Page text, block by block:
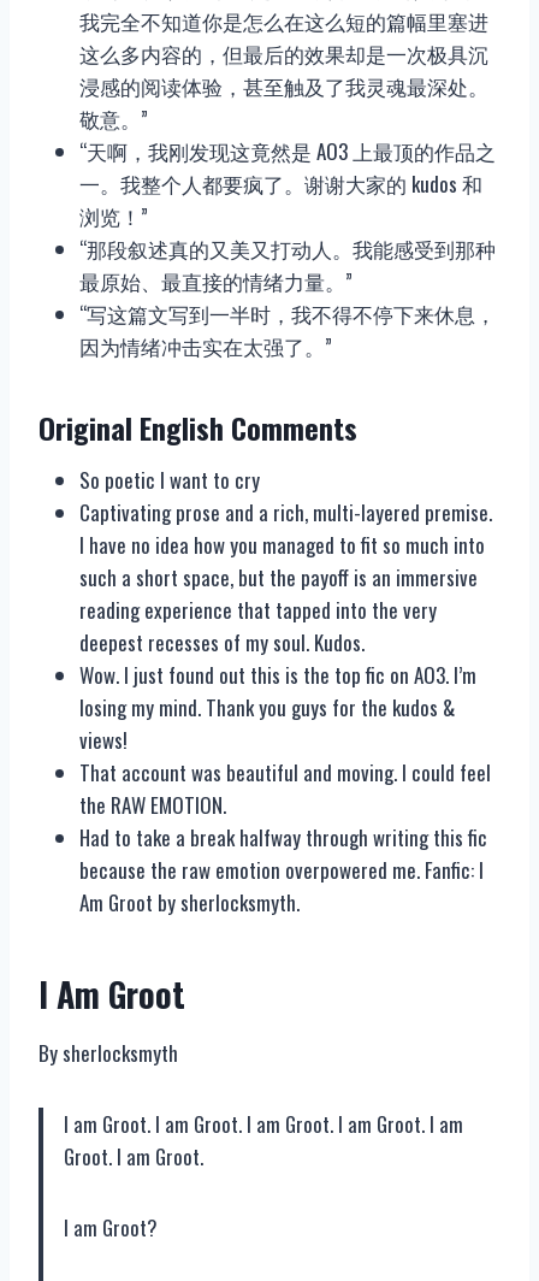
我完全不知道你是怎么在这么短的篇幅里塞进
这么多内容的，但最后的效果却是一次极具沉
浸感的阅读体验，甚至触及了我灵魂最深处。
敬意。”
“天啊，我刚发现这竟然是 AO3 上最顶的作品之
一。我整个人都要疯了。谢谢大家的 kudos 和
浏览！”
“那段叙述真的又美又打动人。我能感受到那种
最原始、最直接的情绪力量。”
“写这篇文写到一半时，我不得不停下来休息，
因为情绪冲击实在太强了。”
Original English Comments
So poetic I want to cry
Captivating prose and a rich, multi-layered premise.
I have no idea how you managed to fit so much into
such a short space, but the payoff is an immersive
reading experience that tapped into the very
deepest recesses of my soul. Kudos.
Wow. I just found out this is the top fic on AO3. I’m
losing my mind. Thank you guys for the kudos &
views!
That account was beautiful and moving. I could feel
the RAW EMOTION.
Had to take a break halfway through writing this fic
because the raw emotion overpowered me. Fanfic: I
Am Groot by sherlocksmyth.
I Am Groot
By sherlocksmyth
I am Groot. I am Groot. I am Groot. I am Groot. I am
Groot. I am Groot.
I am Groot?